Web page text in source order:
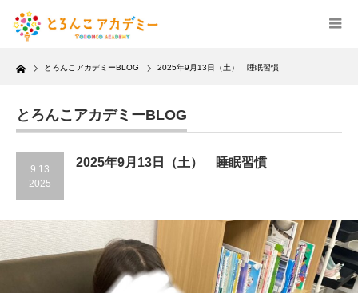
Home とろんこアカデミーBLOG 2025年9月13日（土） 睡眠習慣
とろんこアカデミーBLOG
9.13
2025
2025年9月13日（土） 睡眠習慣